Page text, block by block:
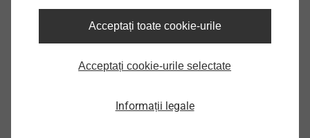
speciale
Acceptați toate cookie-urile
Acceptați cookie-urile selectate
Informații legale